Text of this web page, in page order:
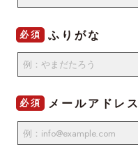
必須 ふりがな
必須 メールアドレス